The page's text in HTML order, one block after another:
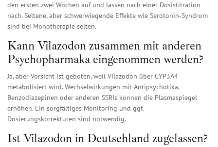
den ersten zwei Wochen auf und lassen nach einer Dosistitration
nach. Seltene, aber schwerwiegende Effekte wie Serotonin‑Syndrom
sind bei Monotherapie selten.
Kann Vilazodon zusammen mit anderen
Psychopharmaka eingenommen werden?
Ja, aber Vorsicht ist geboten, weil Vilazodon über CYP3A4
metabolisiert wird. Wechselwirkungen mit Antipsychotika,
Benzodiazepinen oder anderen SSRIs können die Plasmaspiegel
erhöhen. Ein sorgfältiges Monitoring und ggf.
Dosierungskorrekturen sind notwendig.
Ist Vilazodon in Deutschland zugelassen?